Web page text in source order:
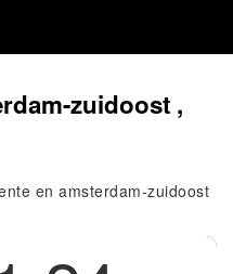
zuidoost ,
en amsterdam-zuidoost